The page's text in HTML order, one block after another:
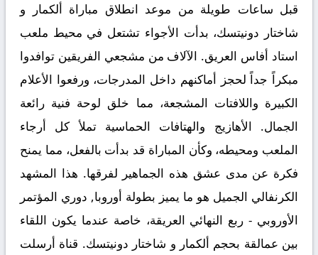
قبل ساعات طويلة من موعد انطلاق مباراة ألكمار و
شاختار دونيتسك، بدأت الأجواء تشتعل في محيط ملعب
استاد أفاس العريق. الآلاف من مشجعي الفريقين توافدوا
مبكراً جداً لحجز أماكنهم داخل المدرجات، ورفعوا الأعلام
الكبيرة واللافتات المشجعة، مما خلق لوحة فنية رائعة
الجمال. الأهازيج والهتافات الحماسية تملأ كل أرجاء
الملعب ومحيطه، وكأن المباراة قد بدأت بالفعل، مما يمنح
فكرة عن مدى عشق هذه الجماهير لفرقها. هذا المشهد
الكرنفالي الجميل هو ما يميز بطولة أوروبا, دوري المؤتمر
الأوروبي - ربع النهائي العريقة، خاصة عندما يكون اللقاء
بين عمالقة بحجم ألكمار و شاختار دونيتسك. قناة أرسلت